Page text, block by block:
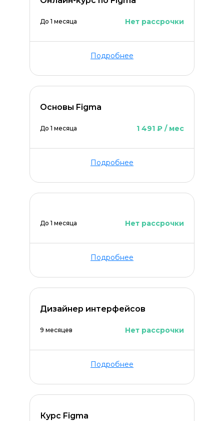
До 1 месяца Нет рассрочки
Подробнее
Основы Figma
До 1 месяца 1 491 ₽ / мес
Подробнее
До 1 месяца Нет рассрочки
Подробнее
Дизайнер интерфейсов
9 месяцев Нет рассрочки
Подробнее
Курс Figma
ОСТАВИТЬ КОММЕНТАРИЙ